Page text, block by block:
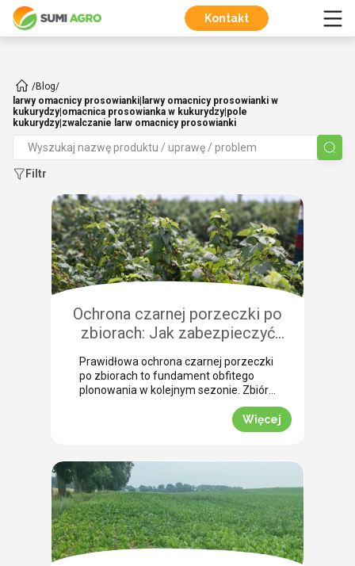
Kontakt
/Blog/
larwy omacnicy prosowianki|larwy omacnicy prosowianki w
kukurydzy|omacnica prosowianka w kukurydzy|pole
kukurydzy|zwalczanie larw omacnicy prosowianki
Filtr
Ochrona czarnej porzeczki po
zbiorach: Jak zabezpieczyć
plantację przed chorobami i
szkodnikami?
Prawidłowa ochrona czarnej porzeczki
po zbiorach to fundament obfitego
plonowania w kolejnym sezonie. Zbiór
mechaniczny nieuchronnie powoduje
liczne uszkodzenia pędów, które stają
się otwartą bramą dla groźnych infekcji
takie jak przeziernik porzeczkowy czy
przędziorek chmielowiec, będą
aktywne i niebezpieczne aż do
wczesnej jesieni. Nasza ekspertka
Justyna Wasiak z Sumi Agro Poland
wyjaśnia, […]
Więcej